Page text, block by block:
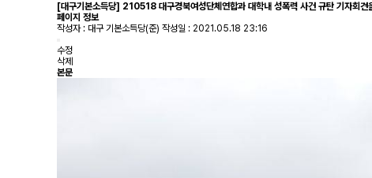
[대구기본소득당] 210518 대구경북여성단체연합과 대학내 성폭력 사건 규탄 기자회견
페이지 정보
작성자 : 대구 기본소득당(준) 작성일 : 2021.05.18 23:16
수정
삭제
본문